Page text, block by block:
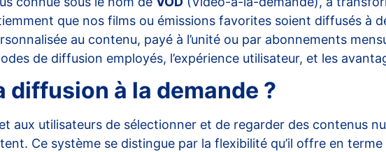
que nos films ou émissions favorites soient diffusés à
au contenu, payé à l’unité ou par abonnements
de diffusion employés, l’expérience utilisateur, et les
diffusion à la demande ?
aux utilisateurs de sélectionner et de regarder des contenus
Ce système se distingue par la flexibilité qu’il offre en